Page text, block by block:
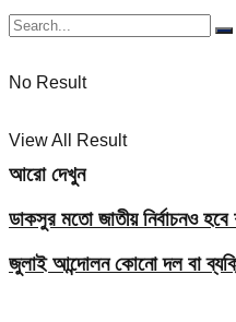
No Result
View All Result
আরো দেখুন
ডাকসুর মতো জাতীয় নির্বাচনও হবে
জুলাই আন্দোলন কোনো দল বা